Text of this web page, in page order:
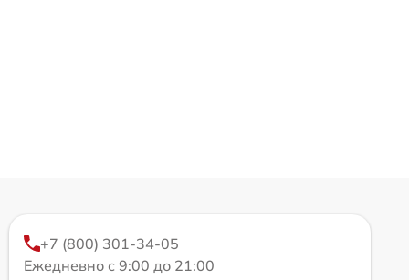
+7 (800) 301-34-05
Ежедневно с 9:00 до 21:00